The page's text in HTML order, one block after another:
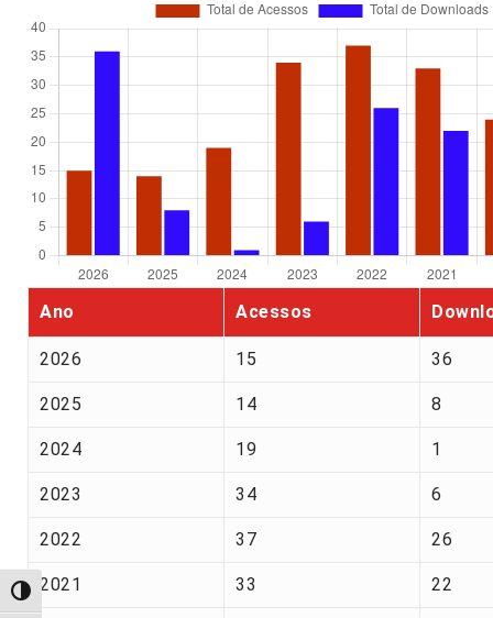
Alternar alto contraste
Ano Acessos
2026 15 36
2025 14 8
2024 19 1
2023 34 6
2022 37 26
2021 33 22